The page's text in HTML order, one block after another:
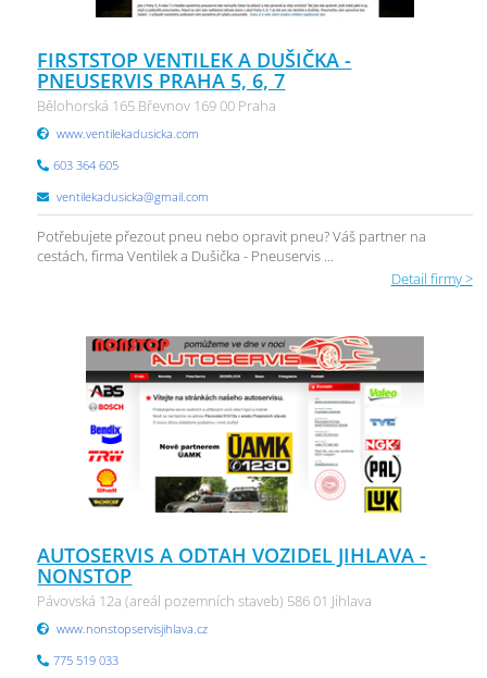
FIRSTSTOP VENTILEK A DUŠIČKA -
PNEUSERVIS PRAHA 5, 6, 7
Bělohorská 165 Břevnov 169 00 Praha
www.ventilekadusicka.com
603 364 605
ventilekadusicka@gmail.com
Potřebujete přezout pneu nebo opravit pneu? Váš partner na
cestách, firma Ventilek a Dušička - Pneuservis ...
Detail firmy >
AUTOSERVIS A ODTAH VOZIDEL JIHLAVA -
NONSTOP
Pávovská 12a (areál pozemních staveb) 586 01 Jihlava
www.nonstopservisjihlava.cz
775 519 033